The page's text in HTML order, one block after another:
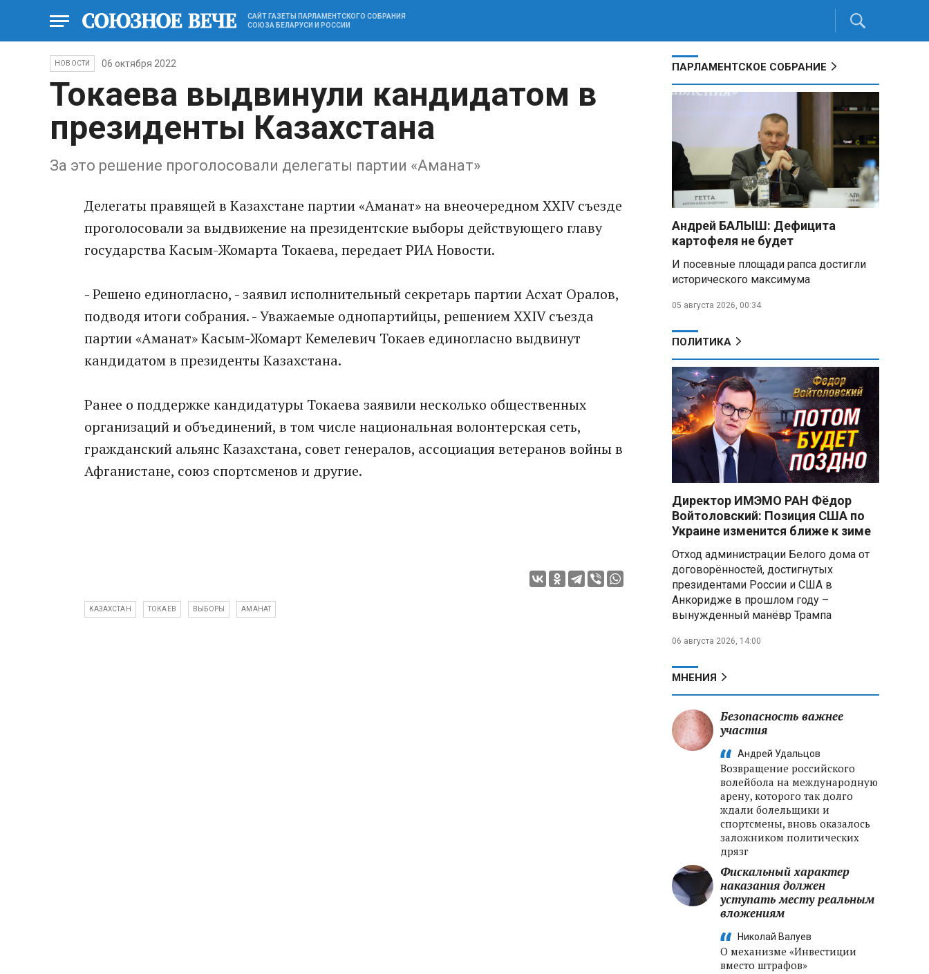
САЙТ ГАЗЕТЫ ПАРЛАМЕНТСКОГО СОБРАНИЯ
СОЮЗА БЕЛАРУСИ И РОССИИ
НОВОСТИ 06 октября 2022
Токаева выдвинули кандидатом в
президенты Казахстана
За это решение проголосовали делегаты партии «Аманат»
Делегаты правящей в Казахстане партии «Аманат» на внеочередном XXIV съезде
проголосовали за выдвижение на президентские выборы действующего главу
государства Касым-Жомарта Токаева, передает РИА Новости.
- Решено единогласно, - заявил исполнительный секретарь партии Асхат Оралов,
подводя итоги собрания. - Уважаемые однопартийцы, решением XXIV съезда
партии «Аманат» Касым-Жомарт Кемелевич Токаев единогласно выдвинут
кандидатом в президенты Казахстана.
Ранее о поддержке кандидатуры Токаева заявили несколько общественных
организаций и объединений, в том числе национальная волонтерская сеть,
гражданский альянс Казахстана, совет генералов, ассоциация ветеранов войны в
Афганистане, союз спортсменов и другие.
КАЗАХСТАН ТОКАЕВ ВЫБОРЫ АМАНАТ
ПАРЛАМЕНТСКОЕ СОБРАНИЕ
Андрей БАЛЫШ: Дефицита
картофеля не будет
И посевные площади рапса достигли
исторического максимума
05 августа 2026, 00:34
ПОЛИТИКА
Директор ИМЭМО РАН Фёдор
Войтоловский: Позиция США по
Украине изменится ближе к зиме
Отход администрации Белого дома от
договорённостей, достигнутых
президентами России и США в
Анкоридже в прошлом году –
вынужденный манёвр Трампа
06 августа 2026, 14:00
МНЕНИЯ
Безопасность важнее
участия
Андрей Удальцов
Возвращение российского
волейбола на международную
арену, которого так долго
ждали болельщики и
спортсмены, вновь оказалось
заложником политических
дрязг
Фискальный характер
наказания должен
уступать месту реальным
вложениям
Николай Валуев
О механизме «Инвестиции
вместо штрафов»